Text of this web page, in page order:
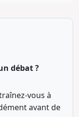
débat ?
vous à
avant de